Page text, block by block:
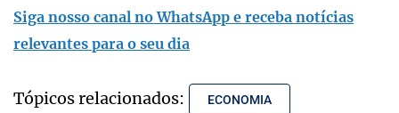
Siga nosso canal no WhatsApp e receba notícias
relevantes para o seu dia
Tópicos relacionados: ECONOMIA